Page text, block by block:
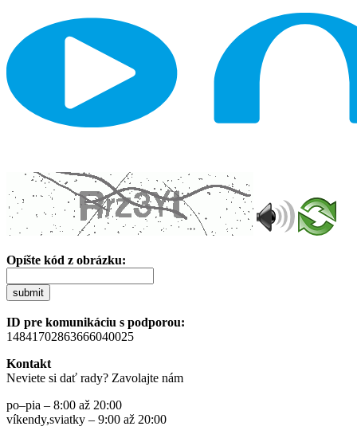
Opíšte kód z obrázku:
submit
ID pre komunikáciu s podporou:
14841702863666040025
Kontakt
Neviete si dať rady? Zavolajte nám
po–pia – 8:00 až 20:00
víkendy,sviatky – 9:00 až 20:00